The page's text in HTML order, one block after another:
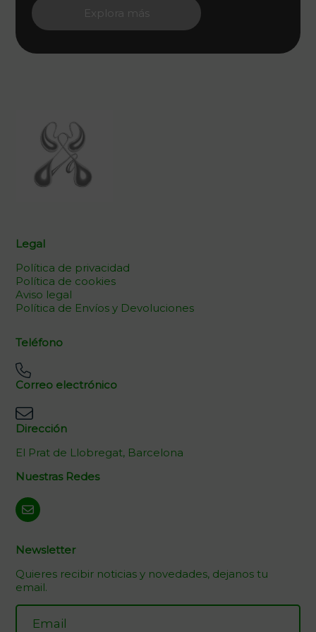
Explora más
Legal
Política de privacidad
Política de cookies
Aviso legal
Política de Envíos y Devoluciones
Teléfono
Correo electrónico
Dirección
El Prat de Llobregat, Barcelona
Nuestras Redes
Newsletter
Quieres recibir noticias y novedades, dejanos tu
email.